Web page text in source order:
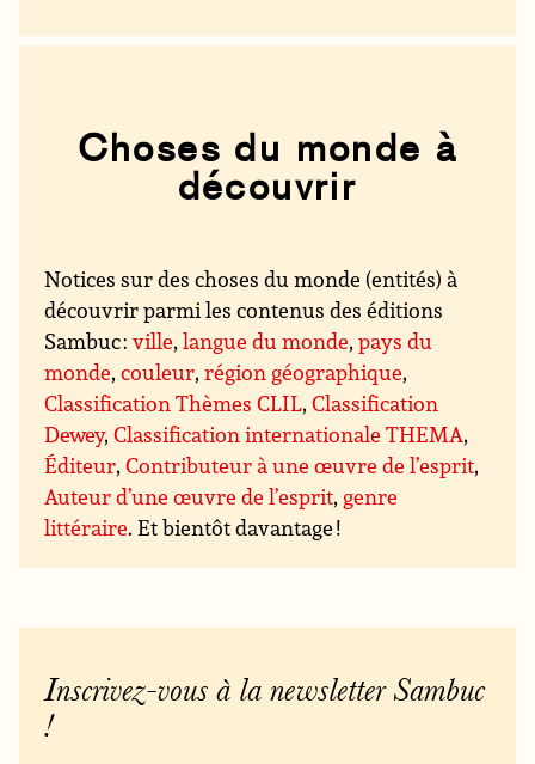
Choses du monde à
découvrir
Notices sur des choses du monde (entités) à
découvrir parmi les contenus des éditions
Sambuc :ville,langue du monde,pays du
monde,couleur,région géographique,
Classification Thèmes CLIL,Classification
Dewey,Classification internationale THEMA,
Éditeur,Contributeur à une œuvre de l’esprit,
Auteur d’une œuvre de l’esprit, genre
littéraire. Et bientôt davantage !
Inscrivez-vous à la newsletter Sambuc
!